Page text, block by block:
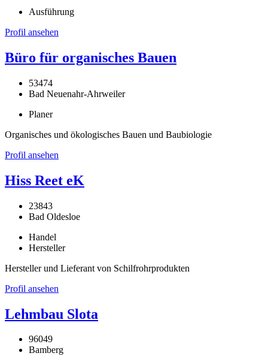
Ausführung
Profil ansehen
Büro für organisches Bauen
53474
Bad Neuenahr-Ahrweiler
Planer
Organisches und ökologisches Bauen und Baubiologie
Profil ansehen
Hiss Reet eK
23843
Bad Oldesloe
Handel
Hersteller
Hersteller und Lieferant von Schilfrohrprodukten
Profil ansehen
Lehmbau Slota
96049
Bamberg